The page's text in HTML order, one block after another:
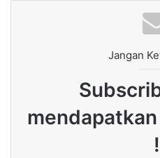
Jangan
!